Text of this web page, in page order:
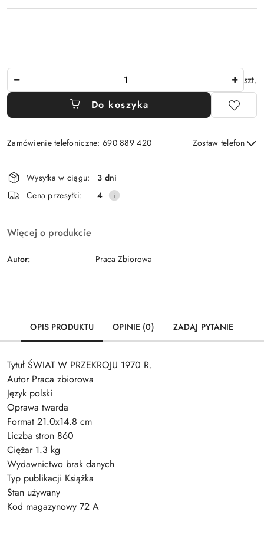
szt.
Do koszyka
Zamówienie telefoniczne: 690 889 420 Zostaw telefon
Wyślij
Dostępność
i
dostawa
Wysyłka w ciągu:
3 dni
Cena przesyłki:
4
Więcej o produkcie
Autor: Praca Zbiorowa
OPIS PRODUKTU OPINIE (0) ZADAJ PYTANIE
Tytuł ŚWIAT W PRZEKROJU 1970 R.
Autor Praca zbiorowa
Język polski
Oprawa twarda
Format 21.0x14.8 cm
Liczba stron 860
Ciężar 1.3 kg
Wydawnictwo brak danych
Typ publikacji Książka
Stan używany
Kod magazynowy 72 A